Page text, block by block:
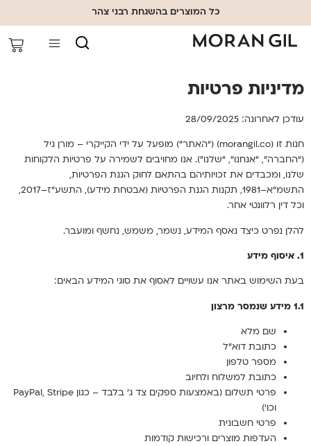
כל המוצרים בהשגחת רבני צהר
מדיניות פרטיות
עודכן לאחרונה: 28/09/2025
חנות זו (morangil.co) (“האתר”) מופעל על ידי הקייקרי – מורן גיל
(“החברה”, “אנחנו”, “שלנו”). אנו מחויבים לשמירה על פרטיות הלקוחות
שלנו, ומכבדים את זכויותיהם בהתאם לחוק הגנת הפרטיות,
התשמ”א–1981, תקנות הגנת הפרטיות (אבטחת מידע), התשע”ז–2017,
וכל דין רלוונטי אחר.
להלן נפרט כיצד נאסף המידע, נשמר, משמש, נחשף ומועבר.
1. איסוף מידע
בעת השימוש באתר אנו עשויים לאסוף את סוגי המידע הבאים:
1.1 מידע שנמסר מרצון
שם מלא
כתובת דוא”ל
מספר טלפון
כתובת למשלוח ולחיוב
פרטי תשלום (באמצעות ספקים צד ג’ בלבד – כגון PayPal, Stripe
וכו’)
פרטי חשבונית
העדפות מוצרים ורכישות קודמות